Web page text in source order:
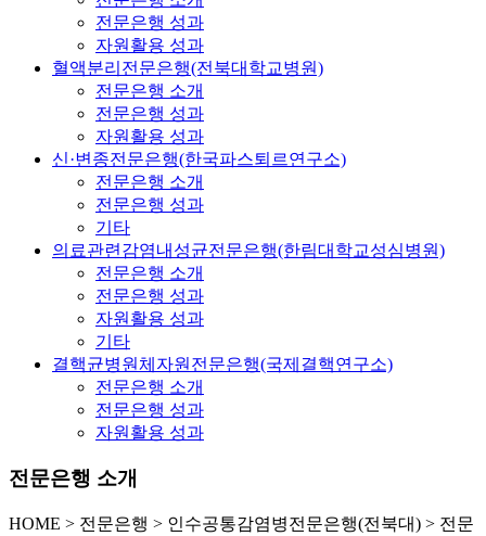
전문은행 성과
자원활용 성과
혈액분리전문은행(전북대학교병원)
전문은행 소개
전문은행 성과
자원활용 성과
신·변종전문은행(한국파스퇴르연구소)
전문은행 소개
전문은행 성과
기타
의료관련감염내성균전문은행(한림대학교성심병원)
전문은행 소개
전문은행 성과
자원활용 성과
기타
결핵균병원체자원전문은행(국제결핵연구소)
전문은행 소개
전문은행 성과
자원활용 성과
전문은행 소개
HOME > 전문은행 > 인수공통감염병전문은행(전북대) > 전문